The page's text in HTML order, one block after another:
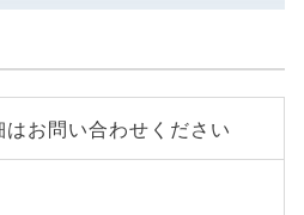
はお問い合わせください